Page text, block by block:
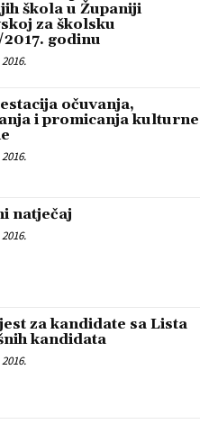
škola u Županiji
za školsku
godinu
očuvanja,
i promicanja kulturne
natječaj
za kandidate sa Lista
kandidata